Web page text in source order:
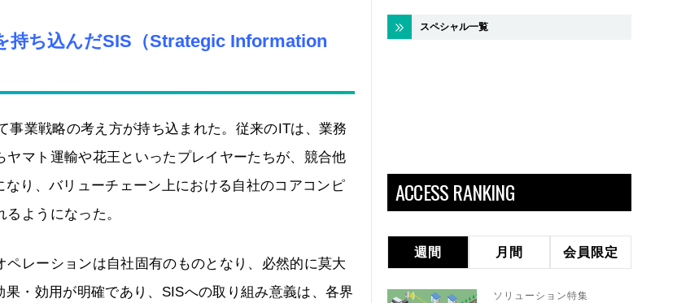
持ち込んだSIS（Strategic Information
業戦略の考え方が持ち込まれた。従来のITは、業務
マト運輸や花王といったプレイヤーたちが、競合他
り、バリューチェーン上における自社のコアコンピ
ようになった。
レーションは自社固有のものとなり、必然的に莫大
・効用が明確であり、SISへの取り組み意義は、各界
スペシャル一覧
ACCESS RANKING
週間 月間 会員限定
ソリューション特集